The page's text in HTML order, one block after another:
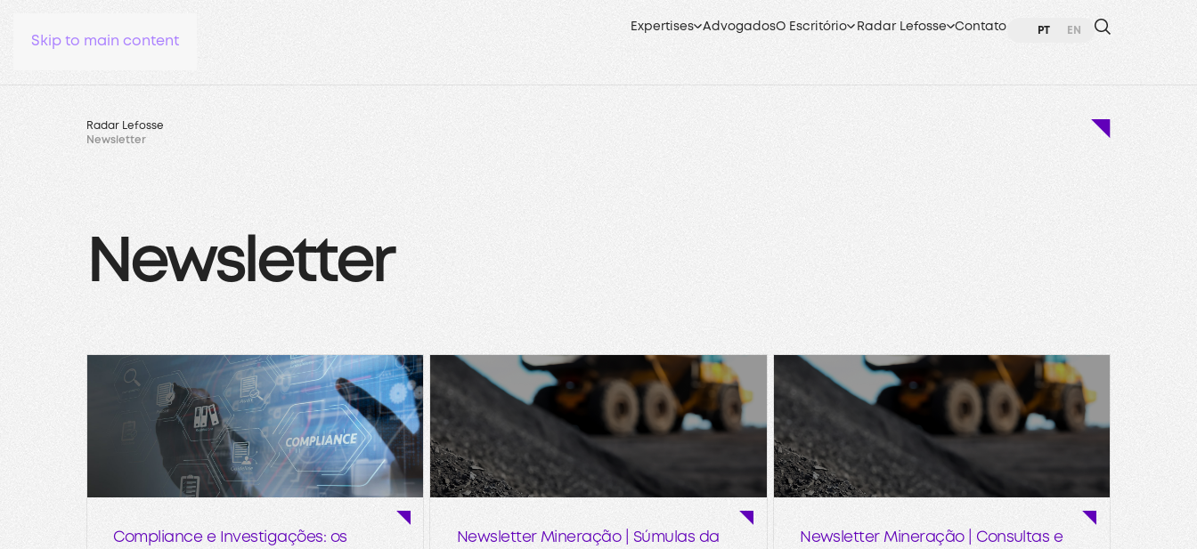
Skip to main content
Expertises AdvogadosO Escritório Radar Lefosse Contato PT EN
Radar Lefosse
Newsletter
Newsletter
Compliance e Investigações: os
Newsletter Mineração | Súmulas da
Newsletter Mineração | Consultas e